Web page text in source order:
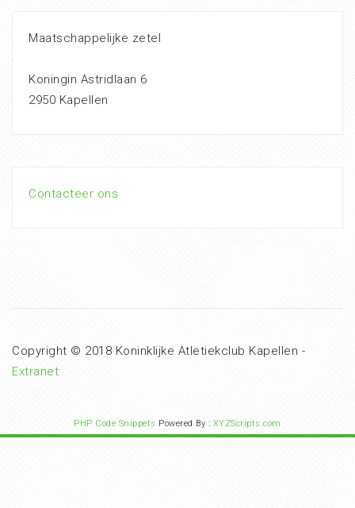
Maatschappelijke zetel
Koningin Astridlaan 6
2950 Kapellen
Contacteer ons
Copyright © 2018 Koninklijke Atletiekclub Kapellen -
Extranet
PHP Code Snippets Powered By : XYZScripts.com